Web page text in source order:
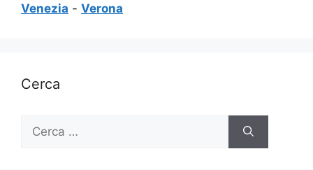
Venezia - Verona
Cerca
per: